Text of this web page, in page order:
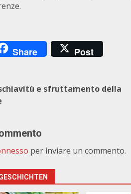
Share Post
e sfruttamento della
per inviare un commento.